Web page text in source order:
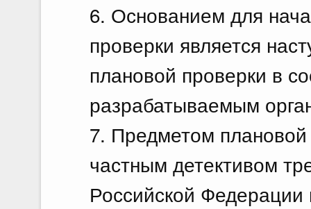
6. Основанием для
проверки является
плановой проверки в
разрабатываемым
7. Предметом
частным детективом
Российской Федерации